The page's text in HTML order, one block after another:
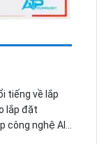
tiếng về lắp
lắp đặt
công nghệ AI